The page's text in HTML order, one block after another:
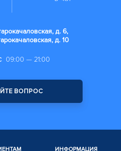
д. 6,
д. 10
09:00 — 21:00
ВОПРОС
ИНФОРМАЦИЯ